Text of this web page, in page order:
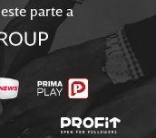
este parte a